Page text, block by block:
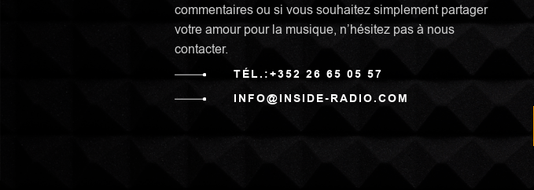
commentaires ou si vous souhaitez simplement partager
votre amour pour la musique, n’hésitez pas à nous
contacter.
TÉL.:+352 26 65 05 57
INFO@INSIDE-RADIO.COM